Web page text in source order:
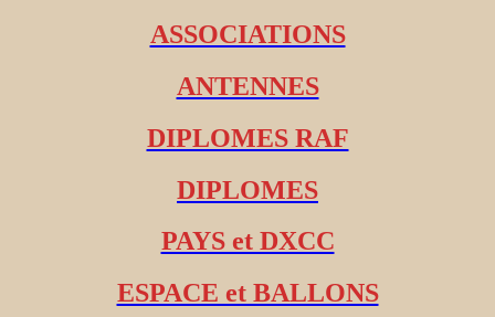
ASSOCIATIONS
ANTENNES
DIPLOMES RAF
DIPLOMES
PAYS et DXCC
ESPACE et BALLONS